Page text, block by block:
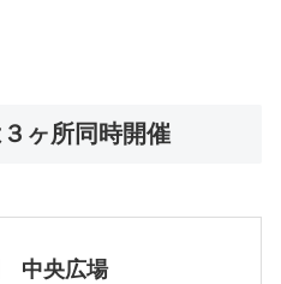
ヶ所同時開催
中央広場